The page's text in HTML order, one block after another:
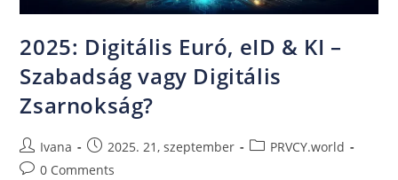
2025: Digitális Euró, eID & KI –
Szabadság vagy Digitális
Zsarnokság?
Ivana 2025. 21, szeptember
PRVCY.world
0 Comments